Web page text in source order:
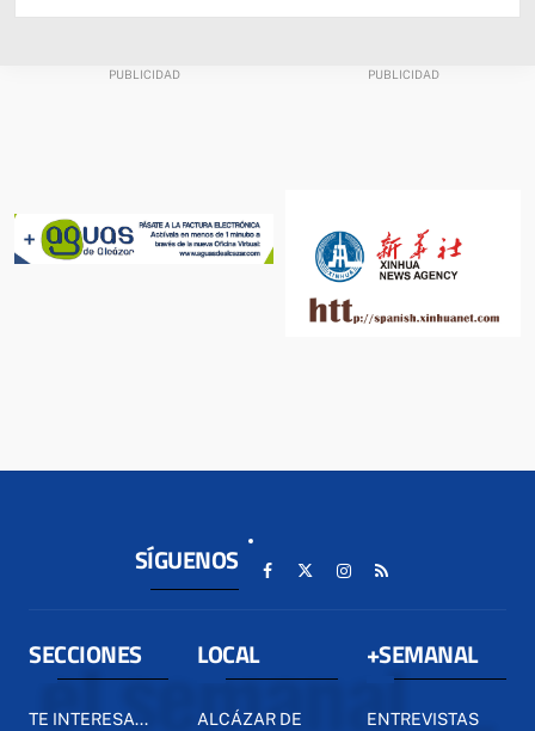
SÍGUENOS
SECCIONES
TE INTERESA...
LOCAL
ALCÁZAR DE
+SEMANAL
ENTREVISTAS